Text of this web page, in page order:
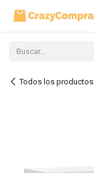
Todos los productos